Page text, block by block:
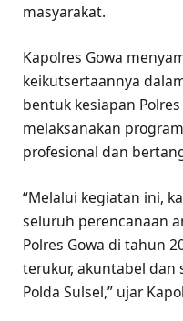
masyarakat.
Kapolres Gowa
keikutsertaannya
bentuk kesiapan
melaksanakan
profesional dan
“Melalui kegiatan ini,
seluruh perencanaan
Polres Gowa di tahun
terukur, akuntabel dan
Polda Sulsel,” ujar